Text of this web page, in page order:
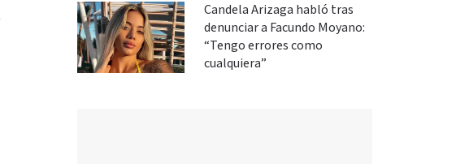
Candela Arizaga habló tras
denunciar a Facundo Moyano:
“Tengo errores como
cualquiera”